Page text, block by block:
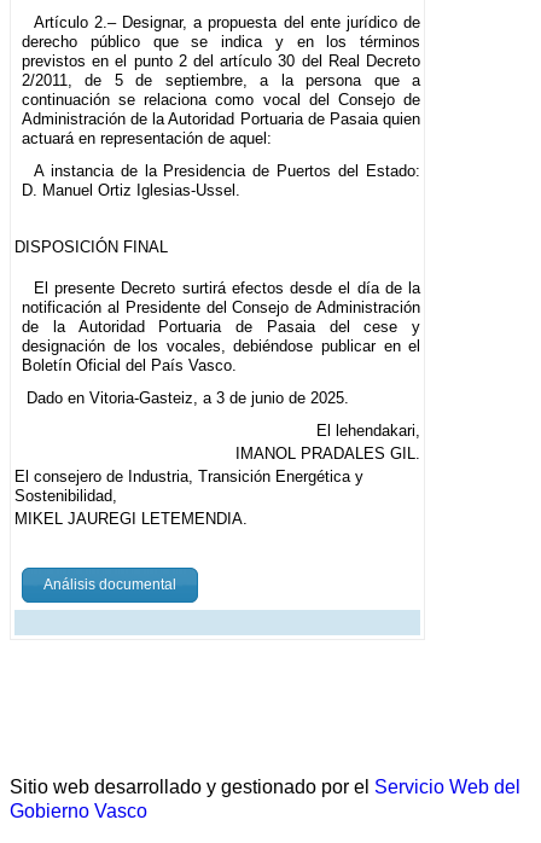
Artículo 2.– Designar, a propuesta del ente jurídico de
derecho público que se indica y en los términos
previstos en el punto 2 del artículo 30 del Real Decreto
2/2011, de 5 de septiembre, a la persona que a
continuación se relaciona como vocal del Consejo de
Administración de la Autoridad Portuaria de Pasaia quien
actuará en representación de aquel:
A instancia de la Presidencia de Puertos del Estado:
D. Manuel Ortiz Iglesias-Ussel.
DISPOSICIÓN FINAL
El presente Decreto surtirá efectos desde el día de la
notificación al Presidente del Consejo de Administración
de la Autoridad Portuaria de Pasaia del cese y
designación de los vocales, debiéndose publicar en el
Boletín Oficial del País Vasco.
Dado en Vitoria-Gasteiz, a 3 de junio de 2025.
El lehendakari,
IMANOL PRADALES GIL.
El consejero de Industria, Transición Energética y
Sostenibilidad,
MIKEL JAUREGI LETEMENDIA.
Análisis documental
Sitio web desarrollado y gestionado por el Servicio Web del
Gobierno Vasco